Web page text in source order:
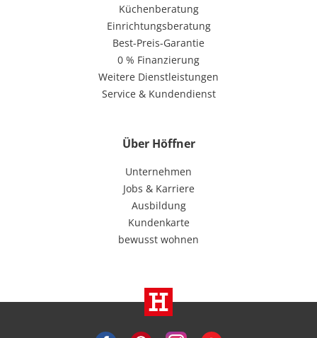
Küchenberatung
Einrichtungsberatung
Best-Preis-Garantie
0 % Finanzierung
Weitere Dienstleistungen
Service & Kundendienst
Über Höffner
Unternehmen
Jobs & Karriere
Ausbildung
Kundenkarte
bewusst wohnen